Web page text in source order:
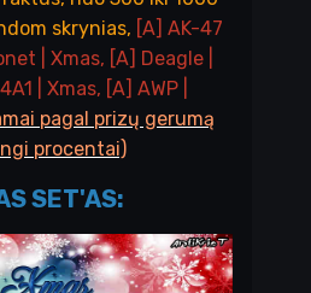
skrynias, [A] AK-47
| Xmas, [A] Deagle |
| Xmas, [A] AWP |
pagal prizų gerumą
procentai)
SET'AS: